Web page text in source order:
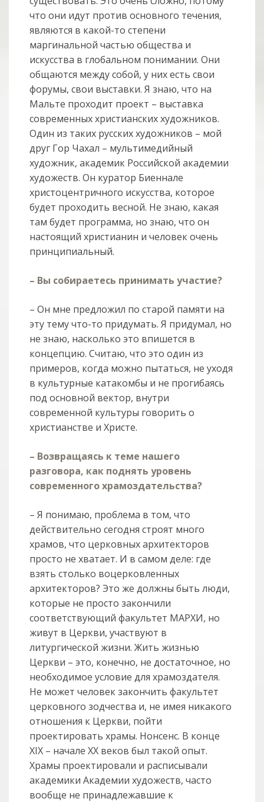
что они идут против основного течения,
являются в какой-то степени
маргинальной частью общества и
искусства в глобальном понимании. Они
общаются между собой, у них есть свои
форумы, свои выставки. Я знаю, что на
Мальте проходит проект – выставка
современных христианских художников.
Один из таких русских художников – мой
друг Гор Чахал – мультимедийный
художник, академик Российской академии
художеств. Он куратор Биеннале
христоцентричного искусства, которое
будет проходить весной. Не знаю, какая
там будет программа, но знаю, что он
настоящий христианин и человек очень
принципиальный.
– Вы собираетесь принимать участие?
– Он мне предложил по старой памяти на
эту тему что-то придумать. Я придумал, но
не знаю, насколько это впишется в
концепцию. Считаю, что это один из
примеров, когда можно пытаться, не уходя
в культурные катакомбы и не прогибаясь
под основной вектор, внутри
современной культуры говорить о
христианстве и Христе.
– Возвращаясь к теме нашего
разговора, как поднять уровень
современного храмоздательства?
– Я понимаю, проблема в том, что
действительно сегодня строят много
храмов, что церковных архитекторов
просто не хватает. И в самом деле: где
взять столько воцерковленных
архитекторов? Это же должны быть люди,
которые не просто закончили
соответствующий факультет МАРХИ, но
живут в Церкви, участвуют в
литургической жизни. Жить жизнью
Церкви – это, конечно, не достаточное, но
необходимое условие для храмоздателя.
Не может человек закончить факультет
церковного зодчества и, не имея никакого
отношения к Церкви, пойти
проектировать храмы. Нонсенс. В конце
ХIX – начале ХХ веков был такой опыт.
Храмы проектировали и расписывали
академики Академии художеств, часто
вообще не принадлежавшие к